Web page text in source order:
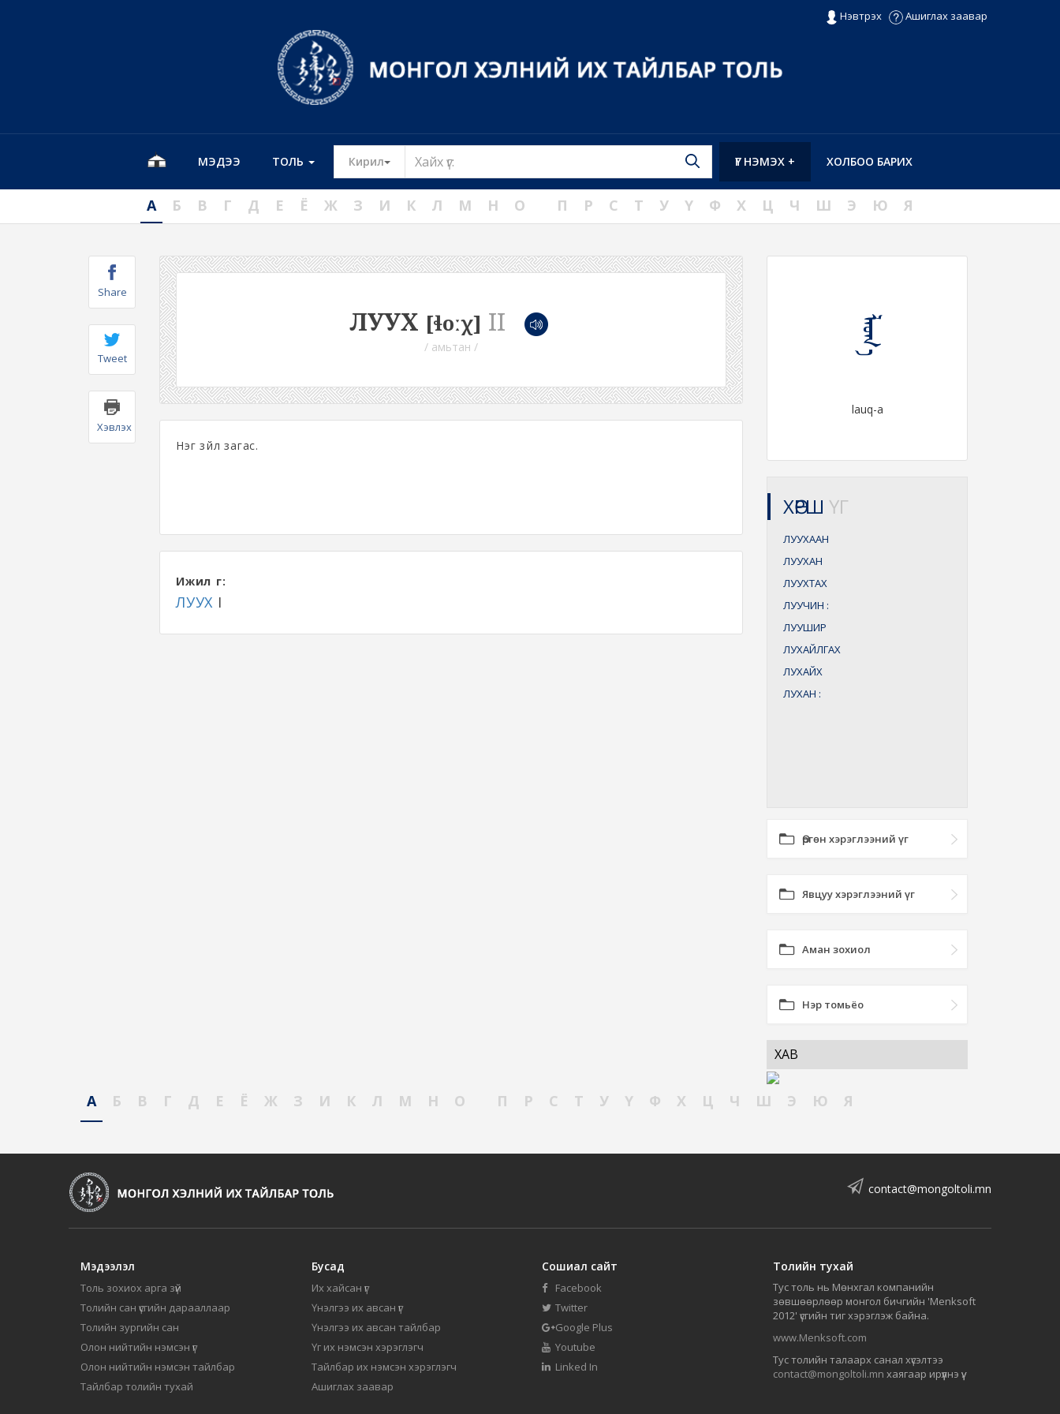
Нэвтрэх Ашиглах заавар
МЭДЭЭ ТОЛЬ Кирил Toggle Dropdown ХОЛБОО БАРИХ
ҮГ НЭМЭХ +
А Б В Г Д Е Ё Ж З И К Л М Н О П Р С Т У Ү Ф Х Ц Ч Ш Э Ю Я
Share
Tweet
Хэвлэх
ЛУУХ [ɬoːχ] II
/ амьтан /
Нэг зүйл загас.
Ижил үг:
ЛУУХ I
ᠯᠠᠤᠬ᠎ᠠ
lauq-a
ХӨРШ ҮГ
ЛУУХААН
ЛУУХАН
ЛУУХТАХ
ЛУУЧИН :
ЛУУШИР
ЛУХАЙЛГАХ
ЛУХАЙХ
ЛУХАН :
Өргөн хэрэглээний үг
Явцуу хэрэглээний үг
Аман зохиол
Нэр томьёо
ХАВ
А Б В Г Д Е Ё Ж З И К Л М Н О П Р С Т У Ү Ф Х Ц Ч Ш Э Ю Я
contact@mongoltoli.mn
Мэдээлэл
Толь зохиох арга зүй
Толийн сан үсгийн дарааллаар
Толийн зургийн сан
Олон нийтийн нэмсэн үг
Олон нийтийн нэмсэн тайлбар
Тайлбар толийн тухай
Бусад
Их хайсан үг
Үнэлгээ их авсан үг
Үнэлгээ их авсан тайлбар
Үг их нэмсэн хэрэглэгч
Тайлбар их нэмсэн хэрэглэгч
Ашиглах заавар
Сошиал сайт
Facebook
Twitter
Google Plus
Youtube
Linked In
Толийн тухай
Тус толь нь Мөнхгал компанийн
зөвшөөрлөөр монгол бичгийн 'Menksoft
2012' үсгийн тиг хэрэглэж байна.
www.Menksoft.com
Тус толийн талаарх санал хүсэлтээ
contact@mongoltoli.mn хаягаар ирүүлнэ үү.